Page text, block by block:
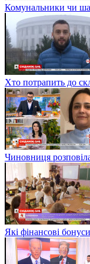
Комунальники чи
Хто потрапить до
Чиновниця
Які фінансові